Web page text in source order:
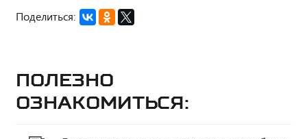
Поделиться:
Полезно
ознакомиться: